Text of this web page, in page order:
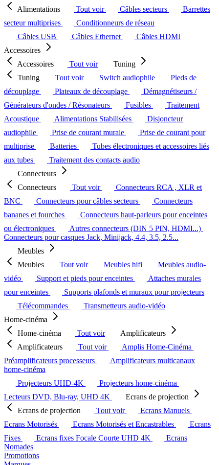
Alimentations
Tout voir Câbles secteurs
Barrettes
secteur multiprises
Conditionneurs de réseau
Câbles USB
Câbles Ethernet
Câbles HDMI
Accessoires
Accessoires
Tout voir
Tuning
Tuning
Tout voir Switch audiophile
Pieds de
découplage
Plateaux de découplage
Démagnétiseurs /
Générateurs d'ondes / Résonateurs
Fusibles
Traitement
Acoustique
Alimentations Stabilisées
Disjoncteur
audiophile
Prise de courant murale
Prise de courant pour
multiprise
Batteries
Tubes électroniques et accessoires liés
aux tubes
Traitement des contacts audio
Connecteurs
Connecteurs
Tout voir
Connecteurs RCA , XLR et
BNC
Connecteurs pour câbles secteurs
Connecteurs
bananes et fourches
Connecteurs haut-parleurs pour enceintes
ou électroniques
Autres connecteurs (DIN 5 PIN, HDMI...)
Connecteurs pour casques Jack, Minijack, 4.4, 3.5, 2.5...
Meubles
Meubles
Tout voir Meubles hifi
Meubles audio-
vidéo
Support et pieds pour enceintes
Attaches murales
pour enceintes
Supports plafonds et muraux pour projecteurs
Télécommandes
Transmetteurs audio-vidéo
Home-cinéma
Home-cinéma
Tout voir
Amplificateurs
Amplificateurs
Tout voir
Amplis Home-Cinéma
Préamplificateurs processeurs
Amplificateurs multicanaux
home-cinéma
Projecteurs UHD-4K
Projecteurs home-cinéma
Lecteurs DVD, Blu-ray, UHD 4K
Ecrans de projection
Ecrans de projection
Tout voir
Ecrans Manuels
Ecrans Motorisés
Ecrans Motorisés et Encastrables
Ecrans
Fixes
Ecrans fixes Focale Courte UHD 4K
Ecrans
Nomades
Promotions